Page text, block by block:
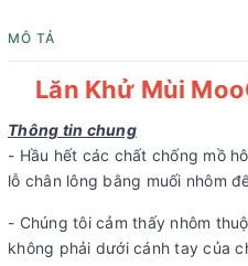
MÔ TẢ
Lăn Khử Mùi
Thông tin chung
- Hầu hết các chất chống mồ
lỗ chân lông bằng muối nhôm
- Chúng tôi cảm thấy nhôm
không phải dưới cánh tay của